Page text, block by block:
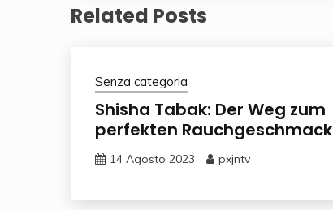
Related Posts
Senza categoria
Shisha Tabak: Der Weg zum
perfekten Rauchgeschmack
14 Agosto 2023 pxjntv